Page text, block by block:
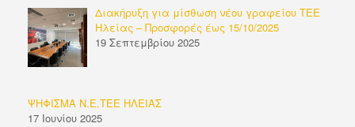
Διακήρυξη για μίσθωση νέου γραφείου ΤΕΕ
Ηλείας – Προσφορές έως 15/10/2025
19 Σεπτεμβρίου 2025
ΨΗΦΙΣΜΑ Ν.Ε.ΤΕΕ ΗΛΕΙΑΣ
17 Ιουνίου 2025